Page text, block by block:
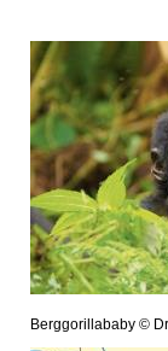
Berggorillababy ©